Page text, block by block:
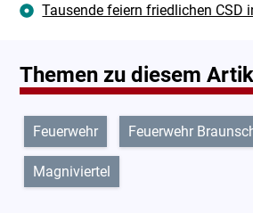
Tausende feiern friedlichen CSD
Themen zu diesem
Feuerwehr Feuerwehr
Magniviertel